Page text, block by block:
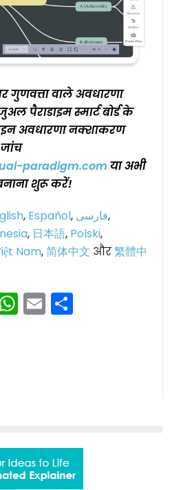
गुणवत्ता वाले अवधारणा
पैराडाइम स्मार्ट बोर्ड के
अवधारणा नक्शाकरण
paradigm.com या अभी
शुरू करें!
, Español, فارسی,
, 日本語, Polski,
Nam,简体中文 और繁體中
WhatsApp
Email